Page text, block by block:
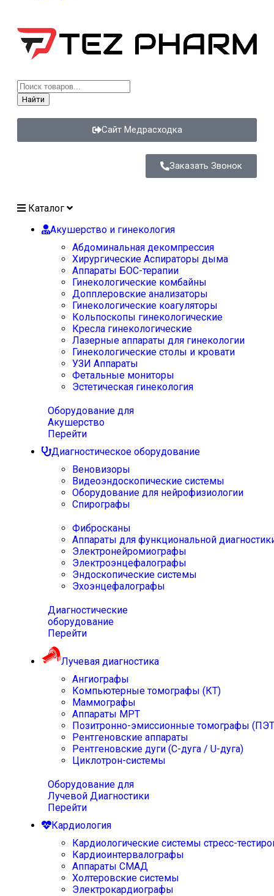
Найти
Сайт Медрасходка
Заказать Звонок
Каталог
Акушерство и гинекология
Абдоминальная декомпрессия
Хирургические Аспираторы дыма
Аппараты БОС-терапии
Гинекологические комбайны
Допплеровские анализаторы
Гинекологические коагуляторы
Кольпоскопы гинекологические
Кресла гинекологические
Лазерные аппараты для гинекологии
Гинекологические столы и кровати
УЗИ Аппараты
Фетальные мониторы
Эстетическая гинекология
Оборудование для
Акушерство
Перейти
Диагностическое оборудование
Веновизоры
Видеоэндоскопические системы
Оборудование для нейрофизиологии
Спирографы
Фибросканы
Аппараты для функциональной
Электронейромиографы
Электроэнцефалографы
Эндоскопические системы
Эхоэнцефалографы
Диагностические
оборудование
Перейти
Лучевая диагностика
Ангиографы
Компьютерные томографы (КТ)
Маммографы
Аппараты МРТ
Позитронно-эмиссионные томографы
Рентгеновские аппараты
Рентгеновские дуги (С-дуга / U-дуга)
Циклотрон-системы
Оборудование для
Лучевой Диагностики
Перейти
Кардиология
Кардиологические системы стресс-
Кардиоинтервалографы
Аппараты СМАД
Холтеровские системы
Электрокардиографы